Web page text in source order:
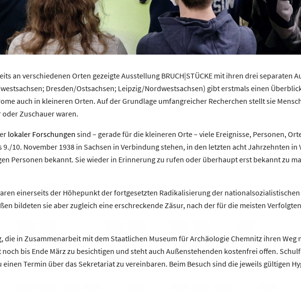
an verschiedenen Orten gezeigte Ausstellung BRUCH|STÜCKE mit ihren drei separaten
Dresden/Ostsachsen; Leipzig/Nordwestsachsen) gibt erstmals einen
auch in kleineren Orten. Auf der Grundlage umfangreicher Recherchen stellt sie
oder Zuschauer waren.
lokaler Forschungen sind – gerade für die kleineren Orte – viele Ereignisse, Personen,
9./10. November 1938 in Sachsen in Verbindung stehen, in den letzten acht Jahrzehnten
Personen bekannt. Sie wieder in Erinnerung zu rufen oder überhaupt erst bekannt zu
einerseits der Höhepunkt der fortgesetzten Radikalisierung der
bildeten sie aber zugleich eine erschreckende Zäsur, nach der für die meisten
die in Zusammenarbeit mit dem Staatlichen Museum für Archäologie Chemnitz ihren Weg
noch bis Ende März zu besichtigen und steht auch Außenstehenden kostenfrei offen.
einen Termin über das Sekretariat zu vereinbaren. Beim Besuch sind die jeweils gültigen